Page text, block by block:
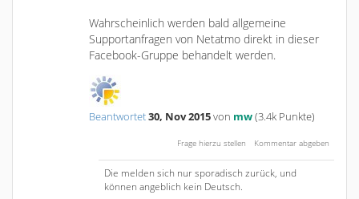
Wahrscheinlich werden bald allgemeine
Supportanfragen von Netatmo direkt in dieser
Facebook-Gruppe behandelt werden.
Beantwortet30, Nov 2015von mw(3.4k Punkte)
Die melden sich nur sporadisch zurück, und
können angeblich kein Deutsch.